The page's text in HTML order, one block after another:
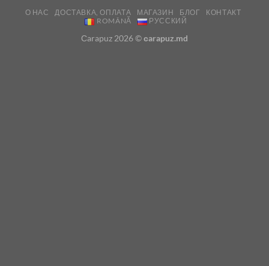
О НАС ДОСТАВКА, ОПЛАТА МАГАЗИН БЛОГ
КОНТАКТ
ROMÂNĂ
РУССКИЙ
Сarapuz 2026 ©сarapuz.md